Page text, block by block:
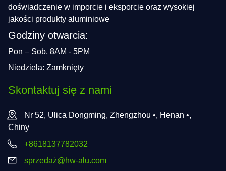
doświadczenie w imporcie i eksporcie oraz wysokiej
jakości produkty aluminiowe
Godziny otwarcia:
Pon – Sob, 8AM - 5PM
Niedziela: Zamknięty
Skontaktuj się z nami
Nr 52, Ulica Dongming, Zhengzhou •, Henan •,
Chiny
+8618137782032
sprzedaż@hw-alu.com